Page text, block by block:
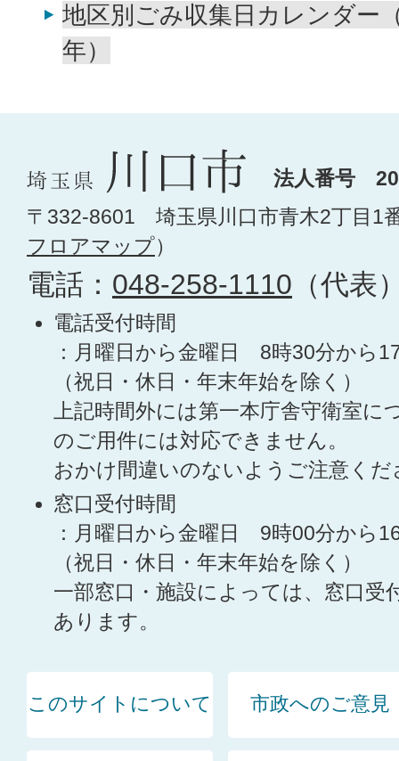
地区別ごみ収集日カレンダー
年）
法人番号
〒332-8601 埼玉県川口市青木2丁目1
フロアマップ）
電話： 048-258-1110 （代表
電話受付時間
：月曜日から金曜日 8時30分から
（祝日・休日・年末年始を除く）
上記時間外には第一本庁舎守衛室に
のご用件には対応できません。
おかけ間違いのないようご注意くだ
窓口受付時間
：月曜日から金曜日 9時00分から
（祝日・休日・年末年始を除く）
一部窓口・施設によっては、窓口受
あります。
このサイトについて 市政へのご意見